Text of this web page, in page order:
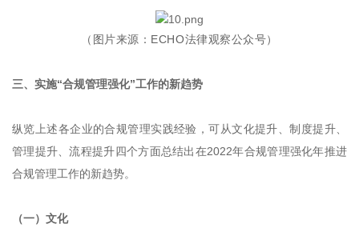
（图片来源：ECHO法律观察公众号）
三、实施“合规管理强化”工作的新趋势
纵览上述各企业的合规管理实践经验，可从文化提升、制度提升、
管理提升、流程提升四个方面总结出在2022年合规管理强化年推进
合规管理工作的新趋势。
（一）文化